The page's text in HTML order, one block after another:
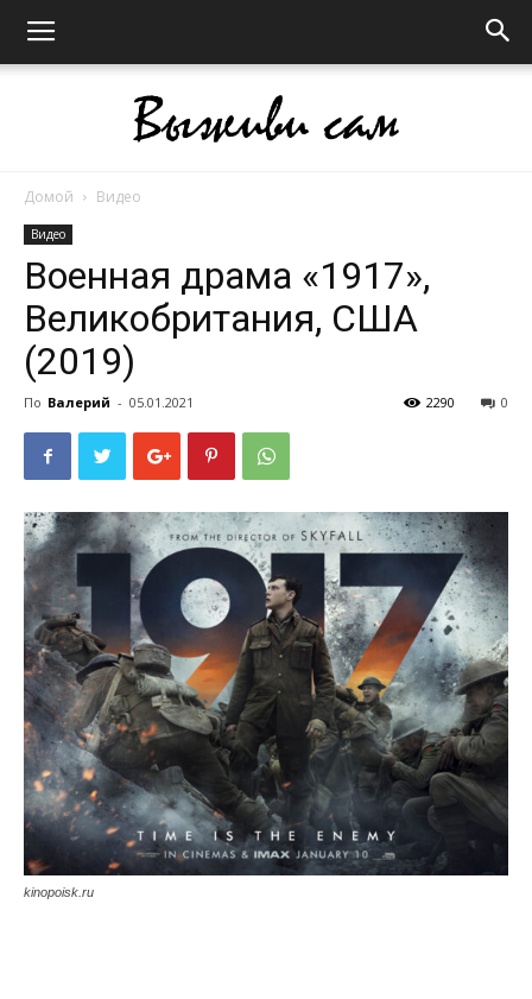
сам
Домой Видео
Видео
Военная драма «1917»,
Великобритания, США
(2019)
По Валерий - 05.01.2021 0
2290
kinopoisk.ru